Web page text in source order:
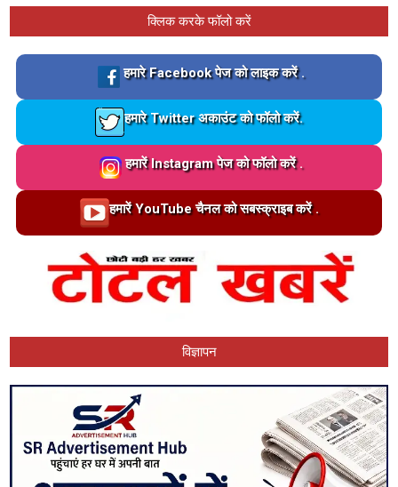
क्लिक करके फॉलो करें
Loading…
हमारे Facebook पेज को लाइक करें .
Loading…
हमारे Twitter अकाउंट को फॉलो करें.
Loading…
हमारें Instagram पेज को फॉलो करें .
Loading…हमारें YouTube चैनल को सबस्क्राइब करें .
विज्ञापन